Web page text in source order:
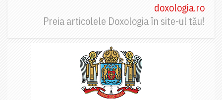
doxologia.ro
Preia articolele Doxologia în site-ul tău!